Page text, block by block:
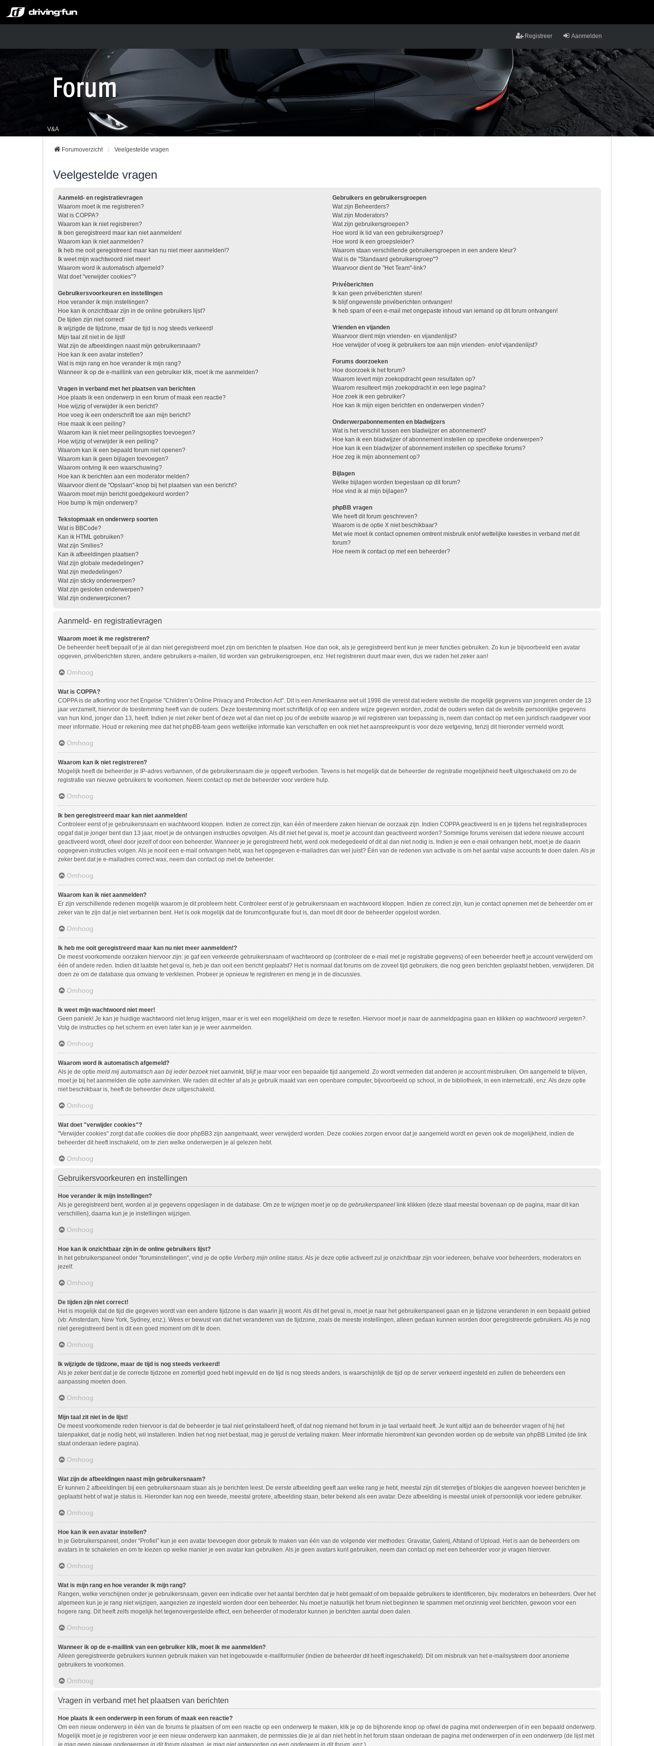
Aanmelden
Registreer
V&A
Forumoverzicht Veelgestelde vragen
Veelgestelde vragen
Aanmeld- en registratievragen
Waarom moet ik me registreren?
Wat is COPPA?
Waarom kan ik niet registreren?
Ik ben geregistreerd maar kan niet aanmelden!
Waarom kan ik niet aanmelden?
Ik heb me ooit geregistreerd maar kan nu niet meer aanmelden!?
Ik weet mijn wachtwoord niet meer!
Waarom word ik automatisch afgemeld?
Wat doet "verwijder cookies"?
Gebruikersvoorkeuren en instellingen
Hoe verander ik mijn instellingen?
Hoe kan ik onzichtbaar zijn in de online gebruikers lijst?
De tijden zijn niet correct!
Ik wijzigde de tijdzone, maar de tijd is nog steeds verkeerd!
Mijn taal zit niet in de lijst!
Wat zijn de afbeeldingen naast mijn gebruikersnaam?
Hoe kan ik een avatar instellen?
Wat is mijn rang en hoe verander ik mijn rang?
Wanneer ik op de e-maillink van een gebruiker klik, moet ik me aanmelden?
Vragen in verband met het plaatsen van berichten
Hoe plaats ik een onderwerp in een forum of maak een reactie?
Hoe wijzig of verwijder ik een bericht?
Hoe voeg ik een onderschrift toe aan mijn bericht?
Hoe maak ik een peiling?
Waarom kan ik niet meer peilingsopties toevoegen?
Hoe wijzig of verwijder ik een peiling?
Waarom kan ik een bepaald forum niet openen?
Waarom kan ik geen bijlagen toevoegen?
Waarom ontving ik een waarschuwing?
Hoe kan ik berichten aan een moderator melden?
Waarvoor dient de "Opslaan"-knop bij het plaatsen van een bericht?
Waarom moet mijn bericht goedgekeurd worden?
Hoe bump ik mijn onderwerp?
Tekstopmaak en onderwerp soorten
Wat is BBCode?
Kan ik HTML gebruiken?
Wat zijn Smilies?
Kan ik afbeeldingen plaatsen?
Wat zijn globale mededelingen?
Wat zijn mededelingen?
Wat zijn sticky onderwerpen?
Wat zijn gesloten onderwerpen?
Wat zijn onderwerpiconen?
Gebruikers en gebruikersgroepen
Wat zijn Beheerders?
Wat zijn Moderators?
Wat zijn gebruikersgroepen?
Hoe word ik lid van een gebruikersgroep?
Hoe word ik een groepsleider?
Waarom staan verschillende gebruikersgroepen in een andere kleur?
Wat is de "Standaard gebruikersgroep"?
Waarvoor dient de "Het Team"-link?
Privéberichten
Ik kan geen privéberichten sturen!
Ik blijf ongewenste privéberichten ontvangen!
Ik heb spam of een e-mail met ongepaste inhoud van iemand op dit forum ontvangen!
Vrienden en vijanden
Waarvoor dient mijn vrienden- en vijandenlijst?
Hoe verwijder of voeg ik gebruikers toe aan mijn vrienden- en/of vijandenlijst?
Forums doorzoeken
Hoe doorzoek ik het forum?
Waarom levert mijn zoekopdracht geen resultaten op?
Waarom resulteert mijn zoekopdracht in een lege pagina?
Hoe zoek ik een gebruiker?
Hoe kan ik mijn eigen berichten en onderwerpen vinden?
Onderwerpabonnementen en bladwijzers
Wat is het verschil tussen een bladwijzer en abonnement?
Hoe kan ik een bladwijzer of abonnement instellen op specifieke onderwerpen?
Hoe kan ik een bladwijzer of abonnement instellen op specifieke forums?
Hoe zeg ik mijn abonnement op?
Bijlagen
Welke bijlagen worden toegestaan op dit forum?
Hoe vind ik al mijn bijlagen?
phpBB vragen
Wie heeft dit forum geschreven?
Waarom is de optie X niet beschikbaar?
Met wie moet ik contact opnemen omtrent misbruik en/of wettelijke kwesties in verband met dit
forum?
Hoe neem ik contact op met een beheerder?
Aanmeld- en registratievragen
Waarom moet ik me registreren?
De beheerder heeft bepaalt of je al dan niet geregistreerd moet zijn om berichten te plaatsen. Hoe dan ook, als je geregistreerd bent kun je meer functies gebruiken. Zo kun je bijvoorbeeld een avatar
opgeven, privéberichten sturen, andere gebruikers e-mailen, lid worden van gebruikersgroepen, enz. Het registreren duurt maar even, dus we raden het zeker aan!
Omhoog
Wat is COPPA?
COPPA is de afkorting voor het Engelse "Children’s Online Privacy and Protection Act". Dit is een Amerikaanse wet uit 1998 die vereist dat iedere website die mogelijk gegevens van jongeren onder de 13
jaar verzamelt, hiervoor de toestemming heeft van de ouders. Deze toestemming moet schriftelijk of op een andere wijze gegeven worden, zodat de ouders weten dat de website persoonlijke gegevens
van hun kind, jonger dan 13, heeft. Indien je niet zeker bent of deze wet al dan niet op jou of de website waarop je wil registreren van toepassing is, neem dan contact op met een juridisch raadgever voor
meer informatie. Houd er rekening mee dat het phpBB-team geen wettelijke informatie kan verschaffen en ook niet het aanspreekpunt is voor deze wetgeving, tenzij dit hieronder vermeld wordt.
Omhoog
Waarom kan ik niet registreren?
Mogelijk heeft de beheerder je IP-adres verbannen, of de gebruikersnaam die je opgeeft verboden. Tevens is het mogelijk dat de beheerder de registratie mogelijkheid heeft uitgeschakeld om zo de
registratie van nieuwe gebruikers te voorkomen. Neem contact op met de beheerder voor verdere hulp.
Omhoog
Ik ben geregistreerd maar kan niet aanmelden!
Controleer eerst of je gebruikersnaam en wachtwoord kloppen. Indien ze correct zijn, kan één of meerdere zaken hiervan de oorzaak zijn. Indien COPPA geactiveerd is en je tijdens het registratieproces
opgaf dat je jonger bent dan 13 jaar, moet je de ontvangen instructies opvolgen. Als dit niet het geval is, moet je account dan geactiveerd worden? Sommige forums vereisen dat iedere nieuwe account
geactiveerd wordt, ofwel door jezelf of door een beheerder. Wanneer je je geregistreerd hebt, werd ook medegedeeld of dit al dan niet nodig is. Indien je een e-mail ontvangen hebt, moet je de daarin
opgegeven instructies volgen. Als je nooit een e-mail ontvangen hebt, was het opgegeven e-mailadres dan wel juist? Één van de redenen van activatie is om het aantal valse accounts te doen dalen. Als je
zeker bent dat je e-mailadres correct was, neem dan contact op met de beheerder.
Omhoog
Waarom kan ik niet aanmelden?
Er zijn verschillende redenen mogelijk waarom je dit probleem hebt. Controleer eerst of je gebruikersnaam en wachtwoord kloppen. Indien ze correct zijn, kun je contact opnemen met de beheerder om er
zeker van te zijn dat je niet verbannen bent. Het is ook mogelijk dat de forumconfiguratie fout is, dan moet dit door de beheerder opgelost worden.
Omhoog
Ik heb me ooit geregistreerd maar kan nu niet meer aanmelden!?
De meest voorkomende oorzaken hiervoor zijn: je gaf een verkeerde gebruikersnaam of wachtwoord op (controleer de e-mail met je registratie gegevens) of een beheerder heeft je account verwijderd om
één of andere reden. Indien dit laatste het geval is, heb je dan ooit een bericht geplaatst? Het is normaal dat forums om de zoveel tijd gebruikers, die nog geen berichten geplaatst hebben, verwijderen. Dit
doen ze om de database qua omvang te verkleinen. Probeer je opnieuw te registreren en meng je in de discussies.
Omhoog
Ik weet mijn wachtwoord niet meer!
Geen paniek! Je kan je huidige wachtwoord niet terug krijgen, maar er is wel een mogelijkheid om deze te resetten. Hiervoor moet je naar de aanmeldpagina gaan en klikken op wachtwoord vergeten?.
Volg de instructies op het scherm en even later kan je je weer aanmelden.
Omhoog
Waarom word ik automatisch afgemeld?
Als je de optie meld mij automatisch aan bij ieder bezoek niet aanvinkt, blijf je maar voor een bepaalde tijd aangemeld. Zo wordt vermeden dat anderen je account misbruiken. Om aangemeld te blijven,
moet je bij het aanmelden die optie aanvinken. We raden dit echter af als je gebruik maakt van een openbare computer, bijvoorbeeld op school, in de bibliotheek, in een internetcafé, enz. Als deze optie
niet beschikbaar is, heeft de beheerder deze uitgeschakeld.
Omhoog
Wat doet "verwijder cookies"?
"Verwijder cookies" zorgt dat alle cookies die door phpBB3 zijn aangemaakt, weer verwijderd worden. Deze cookies zorgen ervoor dat je aangemeld wordt en geven ook de mogelijkheid, indien de
beheerder dit heeft inschakeld, om te zien welke onderwerpen je al gelezen hebt.
Omhoog
Gebruikersvoorkeuren en instellingen
Hoe verander ik mijn instellingen?
Als je geregistreerd bent, worden al je gegevens opgeslagen in de database. Om ze te wijzigen moet je op de gebruikerspaneel link klikken (deze staat meestal bovenaan op de pagina, maar dit kan
verschillen), daarna kun je je instellingen wijzigen.
Omhoog
Hoe kan ik onzichtbaar zijn in de online gebruikers lijst?
In het gebruikerspaneel onder "foruminstellingen", vind je de optie Verberg mijn online status. Als je deze optie activeert zul je onzichtbaar zijn voor iedereen, behalve voor beheerders, moderators en
jezelf.
Omhoog
De tijden zijn niet correct!
Het is mogelijk dat de tijd die gegeven wordt van een andere tijdzone is dan waarin jij woont. Als dit het geval is, moet je naar het gebruikerspaneel gaan en je tijdzone veranderen in een bepaald gebied
(vb: Amsterdam, New York, Sydney, enz.). Wees er bewust van dat het veranderen van de tijdzone, zoals de meeste instellingen, alleen gedaan kunnen worden door geregistreerde gebruikers. Als je nog
niet geregistreerd bent is dit een goed moment om dit te doen.
Omhoog
Ik wijzigde de tijdzone, maar de tijd is nog steeds verkeerd!
Als je zeker bent dat je de correcte tijdzone en zomertijd goed hebt ingevuld en de tijd is nog steeds anders, is waarschijnlijk de tijd op de server verkeerd ingesteld en zullen de beheerders een
aanpassing moeten doen.
Omhoog
Mijn taal zit niet in de lijst!
De meest voorkomende reden hiervoor is dat de beheerder je taal niet geïnstalleerd heeft, of dat nog niemand het forum in je taal vertaald heeft. Je kunt altijd aan de beheerder vragen of hij het
talenpakket, dat je nodig hebt, wil installeren. Indien het nog niet bestaat, mag je gerust de vertaling maken. Meer informatie hieromtrent kan gevonden worden op de website van phpBB Limited (de link
staat onderaan iedere pagina).
Omhoog
Wat zijn de afbeeldingen naast mijn gebruikersnaam?
Er kunnen 2 afbeeldingen bij een gebruikersnaam staan als je berichten leest. De eerste afbeelding geeft aan welke rang je hebt, meestal zijn dit sterretjes of blokjes die aangeven hoeveel berichten je
geplaatst hebt of wat je status is. Hieronder kan nog een tweede, meestal grotere, afbeelding staan, beter bekend als een avatar. Deze afbeelding is meestal uniek of persoonlijk voor iedere gebruiker.
Omhoog
Hoe kan ik een avatar instellen?
In je Gebruikerspaneel, onder “Profiel” kun je een avatar toevoegen door gebruik te maken van één van de volgende vier methodes: Gravatar, Galerij, Afstand of Upload. Het is aan de beheerders om
avatars in te schakelen en om te kiezen op welke manier je een avatar kan gebruiken. Als je geen avatars kunt gebruiken, neem dan contact op met een beheerder voor je vragen hierover.
Omhoog
Wat is mijn rang en hoe verander ik mijn rang?
Rangen, welke verschijnen onder je gebruikersnaam, geven een indicatie over het aantal berchten dat je hebt gemaakt of om bepaalde gebruikers te identificeren, bijv. moderators en beheerders. Over het
algemeen kun je je rang niet wijzigen, aangezien ze ingesteld worden door een beheerder. Nu moet je natuurlijk het forum niet beginnen te spammen met onzinnig veel berichten, gewoon voor een
hogere rang. Dit heeft zelfs mogelijk het tegenovergestelde effect, een beheerder of moderator kunnen je berichten aantal doen dalen.
Omhoog
Wanneer ik op de e-maillink van een gebruiker klik, moet ik me aanmelden?
Alleen geregistreerde gebruikers kunnen gebruik maken van het ingebouwde e-mailformulier (indien de beheerder dit heeft ingeschakeld). Dit om misbruik van het e-mailsysteem door anonieme
gebruikers te voorkomen.
Omhoog
Vragen in verband met het plaatsen van berichten
Hoe plaats ik een onderwerp in een forum of maak een reactie?
Om een nieuw onderwerp in één van de forums te plaatsen of om een reactie op een onderwerp te maken, klik je op de bijhorende knop op ofwel de pagina met onderwerpen of in een bepaald onderwerp.
Mogelijk moet je je registreren voor je een nieuw onderwerp kan aanmaken, de permissies die je al dan niet hebt in het forum staan onderaan de pagina met onderwerpen of in een onderwerp (de lijst met
je mag geen nieuwe onderwerpen in dit forum plaatsen, je mag niet antwoorden op een onderwerp in dit forum, enz. ).